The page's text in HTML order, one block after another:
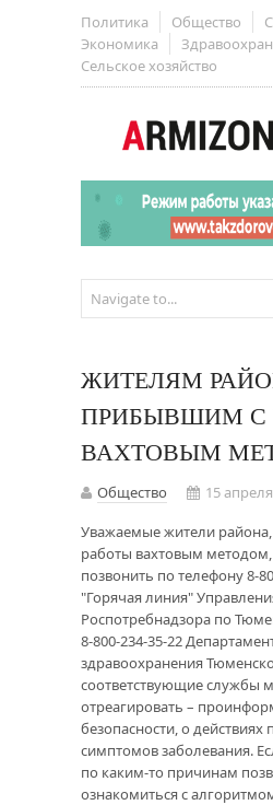
Политика Общество
Экономика
Сельское хозяйство
ЖИТЕЛЯМ
ПРИБЫВШИМ С
ВАХТОВЫМ
Общество
15
Уважаемые жители
работы вахтовым
позвонить по телефону 8-
"Горячая линия"
Роспотребнадзора по
8-800-234-35-22
здравоохранения
соответствующие службы
отреагировать –
безопасности, о
симптомов заболевания.
по каким-то причинам
ознакомиться с